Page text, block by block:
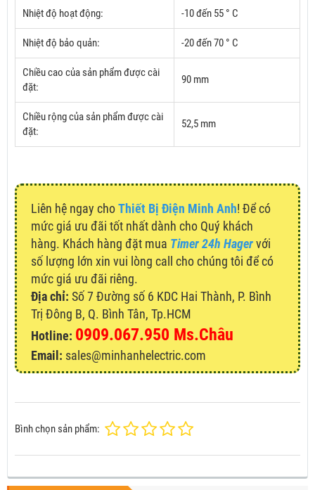
Nhiệt độ hoạt động: -10 đến 55 ° C
Nhiệt độ bảo quản: -20 đến 70 ° C
Chiều cao của sản phẩm được cài
đặt:
90 mm
Chiều rộng của sản phẩm được cài
đặt:
52,5 mm
Liên hệ ngay choThiết Bị Điện Minh Anh! Để có
mức giá ưu đãi tốt nhất dành cho Quý khách
hàng. Khách hàng đặt mua Timer 24h Hagervới
số lượng lớn xin vui lòng call cho chúng tôi để có
mức giá ưu đãi riêng.
Địa chỉ: Số 7 Đường số 6 KDC Hai Thành, P. Bình
Trị Đông B, Q. Bình Tân, Tp.HCM
Hotline: 0909.067.950 Ms.Châu
Email: sales@minhanhelectric.com
Bình chọn sản phẩm: